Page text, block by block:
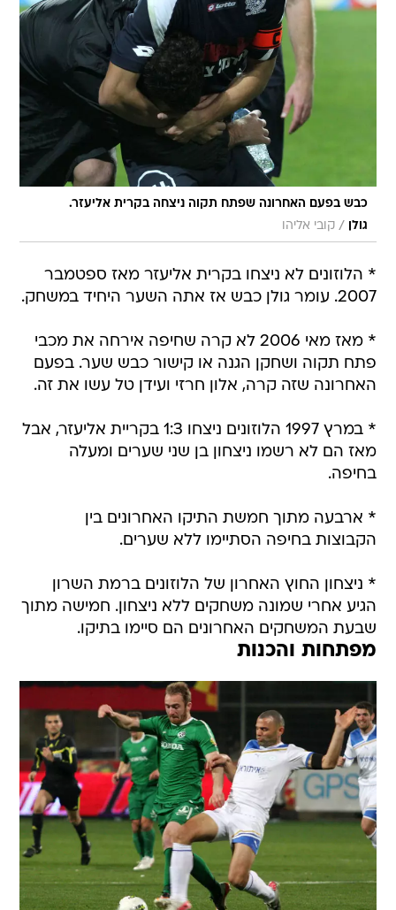
כבש בפעם האחרונה שפתח תקוה ניצחה בקרית אליעזר.
גולן
/ קובי אליהו
* הלוזונים לא ניצחו בקרית אליעזר מאז ספטמבר
2007. עומר גולן כבש אז אתה השער היחיד במשחק.
* מאז מאי 2006 לא קרה שחיפה אירחה את מכבי
פתח תקוה ושחקן הגנה או קישור כבש שער. בפעם
האחרונה שזה קרה, אלון חרזי ועידן טל עשו את זה.
* במרץ 1997 הלוזונים ניצחו 1:3 בקריית אליעזר, אבל
מאז הם לא רשמו ניצחון בן שני שערים ומעלה
בחיפה.
* ארבעה מתוך חמשת התיקו האחרונים בין
הקבוצות בחיפה הסתיימו ללא שערים.
* ניצחון החוץ האחרון של הלוזונים ברמת השרון
הגיע אחרי שמונה משחקים ללא ניצחון. חמישה מתוך
שבעת המשחקים האחרונים הם סיימו בתיקו.
מפתחות והכנות